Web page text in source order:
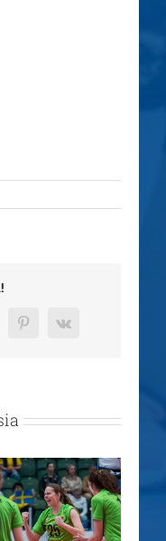
Pinterest
Vk